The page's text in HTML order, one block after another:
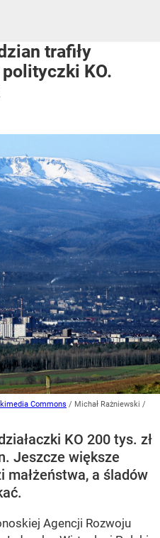
trafiły
KO.
Commons / Michał Rażniewski /
KO 200 tys. zł
Jeszcze większe
małżeństwa, a śladów
Agencji Rozwoju